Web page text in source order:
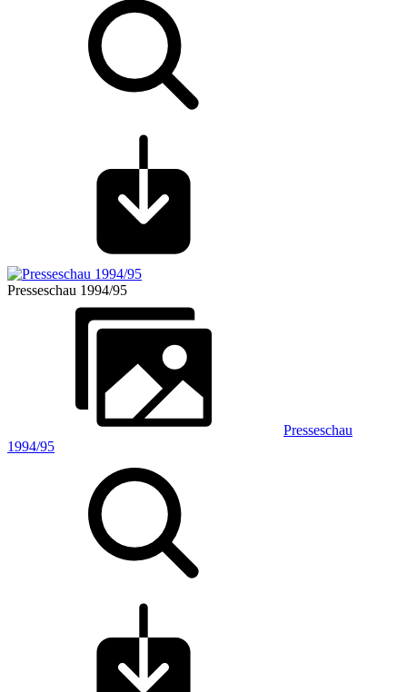
Presseschau 1994/95
Presseschau
1994/95